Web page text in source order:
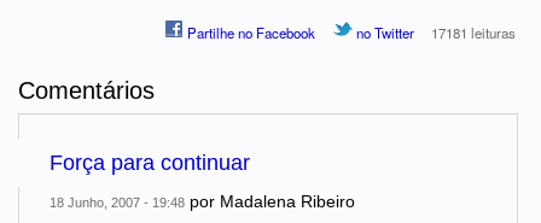
Partilhe no Facebook no Twitter 17181 leituras
Comentários
Força para continuar
18 Junho, 2007 - 19:48 por Madalena Ribeiro